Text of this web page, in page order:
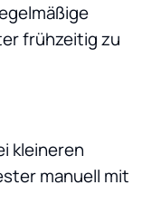
frühzeitig zu
kleineren
manuell mit